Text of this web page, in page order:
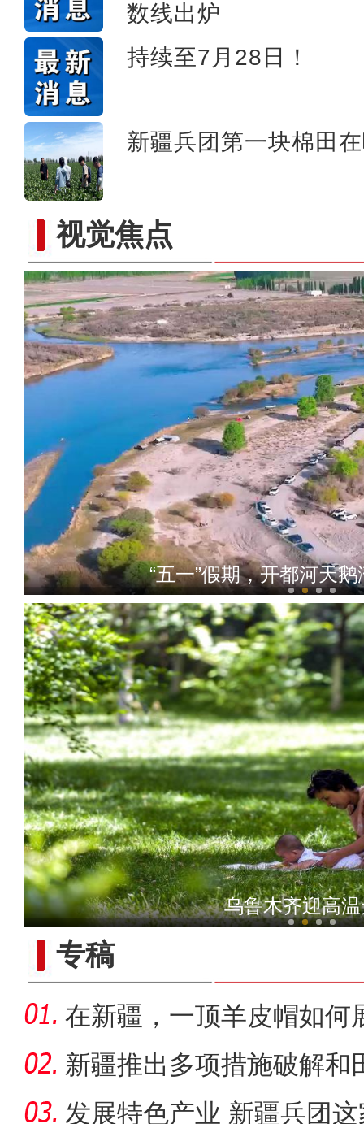
数线出炉
持续至7月28日！
新疆兵团第一块棉田
视觉焦点标题：新“食”尚！“小份
“五一”假期，开都河天
“阿克苏是个好地方·四季
乌鲁木齐迎高
专稿
在新疆，一顶羊皮帽如何
新疆推出多项措施破解和
发展特色产业 新疆兵团